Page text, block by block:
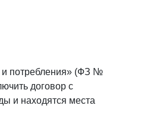
и потребления» (ФЗ №
договор с
и находятся места